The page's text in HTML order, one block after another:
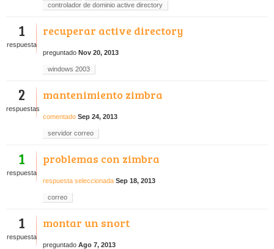
controlador de dominio active directory
1
respuesta
recuperar active directory
preguntado Nov 20, 2013
windows 2003
2
respuestas
mantenimiento zimbra
comentado Sep 24, 2013
servidor correo
1
respuesta
problemas con zimbra
respuesta seleccionada Sep 18, 2013
correo
1
respuesta
montar un snort
preguntado Ago 7, 2013